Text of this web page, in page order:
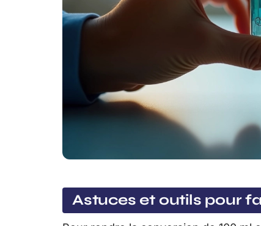
Astuces et outils pour